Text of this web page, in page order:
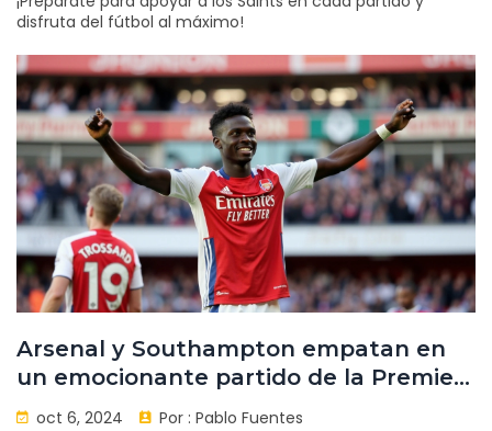
disfruta del fútbol al máximo!
Arsenal y Southampton empatan en
un emocionante partido de la Premier
League
oct 6, 2024 Por : Pablo Fuentes